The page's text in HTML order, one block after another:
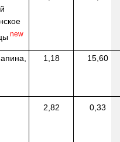
new
1,18 15,60
2,82 0,33